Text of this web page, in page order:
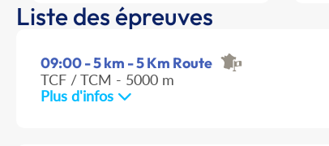
Liste des épreuves
09:00 - 5 km - 5 Km Route
TCF / TCM - 5000 m
Plus d'infos